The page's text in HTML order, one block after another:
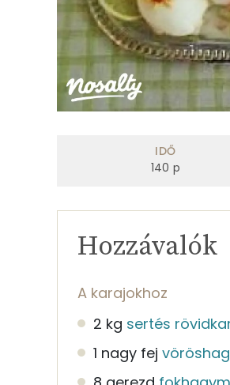
IDŐ
140 p
Hozzávalók
A karajokhoz
2 kg sertés
1 nagy fej